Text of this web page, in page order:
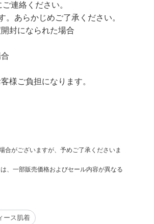
連絡ください。
あらかじめご了承ください。
封になられた場合
様ご負担になります。
合がございますが、予めご了承くださいま
、一部販売価格およびセール内容が異なる
ース肌着